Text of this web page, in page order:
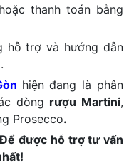
thanh toán bằng
hỗ trợ và hướng dẫn
hiện đang là phân
dòng rượu Martini,
Prosecco.
được hỗ trợ tư vấn